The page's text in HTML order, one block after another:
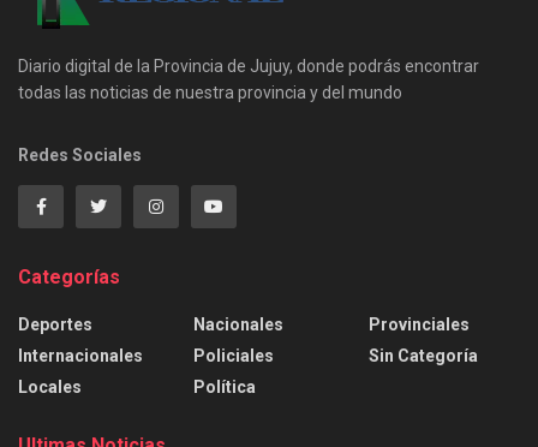
Diario digital de la Provincia de Jujuy, donde podrás encontrar
todas las noticias de nuestra provincia y del mundo
Redes Sociales
Categorías
Deportes
Internacionales
Locales
Nacionales
Policiales
Política
Provinciales
Sin Categoría